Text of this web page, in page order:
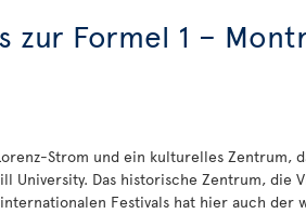
zur Formel 1 –
Strom und ein kulturelles Zentrum,
Das historische Zentrum, die
Festivals hat hier auch der